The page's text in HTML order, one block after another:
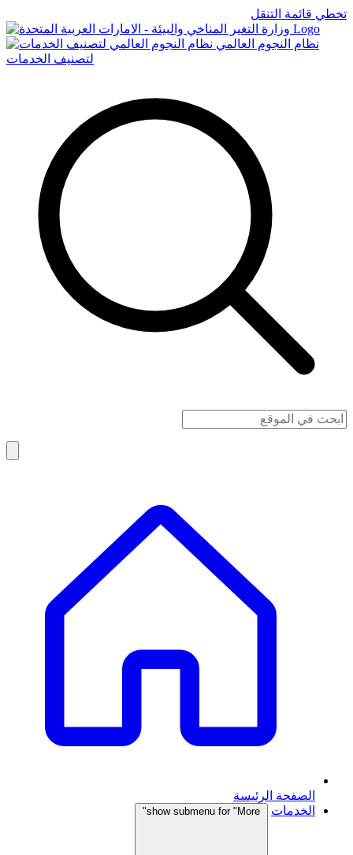
تخطي قائمة التنقل
Logo
نظام النجوم العالمي
لتصنيف الخدمات
الصفحة الرئيسة
الخدمات
show submenu for "More"